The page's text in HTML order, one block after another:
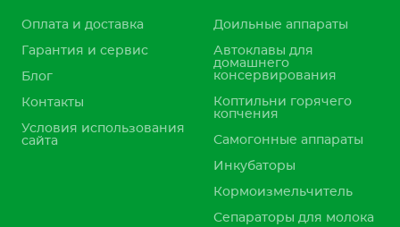
Оплата и доставка
Гарантия и сервис
Блог
Контакты
Условия использования
сайта
Доильные аппараты
Автоклавы для
домашнего
консервирования
Коптильни горячего
копчения
Самогонные аппараты
Инкубаторы
Кормоизмельчитель
Сепараторы для молока